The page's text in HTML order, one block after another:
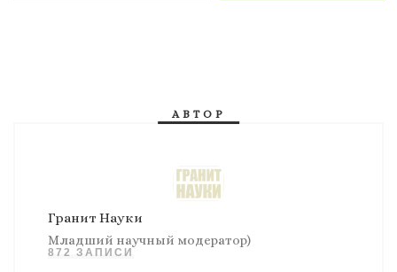
АВТОР
Гранит Науки
Младший научный модератор)
872 ЗАПИСИ